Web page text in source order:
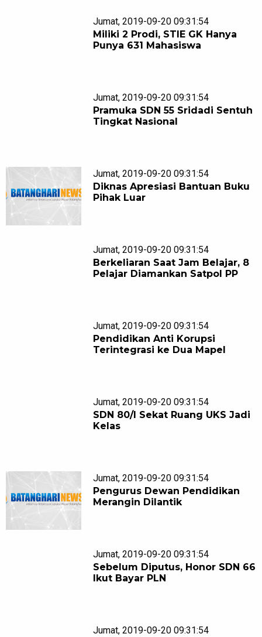
Jumat, 2019-09-20 09:31:54
Miliki 2 Prodi, STIE GK Hanya
Punya 631 Mahasiswa
Jumat, 2019-09-20 09:31:54
Pramuka SDN 55 Sridadi Sentuh
Tingkat Nasional
Jumat, 2019-09-20 09:31:54
Diknas Apresiasi Bantuan Buku
Pihak Luar
Jumat, 2019-09-20 09:31:54
Berkeliaran Saat Jam Belajar, 8
Pelajar Diamankan Satpol PP
Jumat, 2019-09-20 09:31:54
Pendidikan Anti Korupsi
Terintegrasi ke Dua Mapel
Jumat, 2019-09-20 09:31:54
SDN 80/I Sekat Ruang UKS Jadi
Kelas
Jumat, 2019-09-20 09:31:54
Pengurus Dewan Pendidikan
Merangin Dilantik
Jumat, 2019-09-20 09:31:54
Sebelum Diputus, Honor SDN 66
Ikut Bayar PLN
Jumat, 2019-09-20 09:31:54